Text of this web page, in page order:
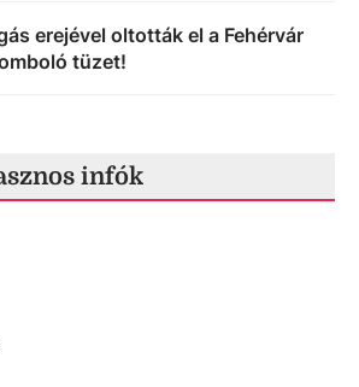
erejével oltották el a Fehérvár
tüzet!
infók